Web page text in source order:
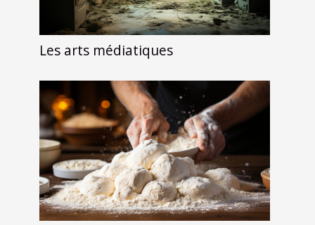
Les arts médiatiques